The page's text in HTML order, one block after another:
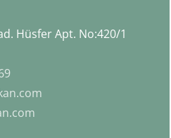
Hüsfer Apt. No:420/1